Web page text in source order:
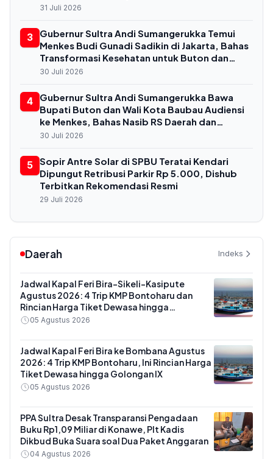
31 Juli 2026
3
Gubernur Sultra Andi Sumangerukka Temui
Menkes Budi Gunadi Sadikin di Jakarta, Bahas
Transformasi Kesehatan untuk Buton dan
Baubau
30 Juli 2026
4
Gubernur Sultra Andi Sumangerukka Bawa
Bupati Buton dan Wali Kota Baubau Audiensi
ke Menkes, Bahas Nasib RS Daerah dan
Kekurangan Dokter
30 Juli 2026
5 Sopir Antre Solar di SPBU Teratai Kendari
Dipungut Retribusi Parkir Rp 5.000, Dishub
Terbitkan Rekomendasi Resmi
29 Juli 2026
Daerah Indeks
Jadwal Kapal Feri Bira-Sikeli-Kasipute
Agustus 2026: 4 Trip KMP Bontoharu dan
Rincian Harga Tiket Dewasa hingga
Kendaraan Golongan IX
05 Agustus 2026
Jadwal Kapal Feri Bira ke Bombana Agustus
2026: 4 Trip KMP Bontoharu, Ini Rincian Harga
Tiket Dewasa hingga Golongan IX
05 Agustus 2026
PPA Sultra Desak Transparansi Pengadaan
Buku Rp1,09 Miliar di Konawe, Plt Kadis
Dikbud Buka Suara soal Dua Paket Anggaran
04 Agustus 2026